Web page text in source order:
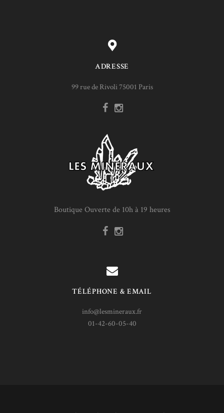
ADRESSE
99 rue de Rivoli 75001 Paris
Boutique Ouverte de 10h à 19 heures
TÉLÉPHONE & EMAIL
info@lesmineraux.fr
01-42-60-05-40